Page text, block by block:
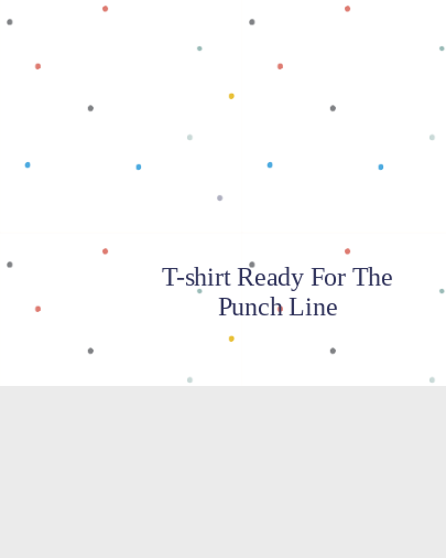
Baca selengkapnya
T-shirt Ready For The
Punch Line